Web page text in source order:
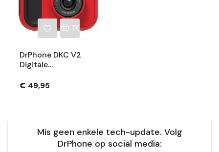
TOEVOEGEN AAN WINKELWAGEN
DrPhone DKC V2
Digitale
HD - 12 Megapixel -2
Rood
€ 49,95
Mis geen enkele tech-update. Volg
DrPhone op social media: